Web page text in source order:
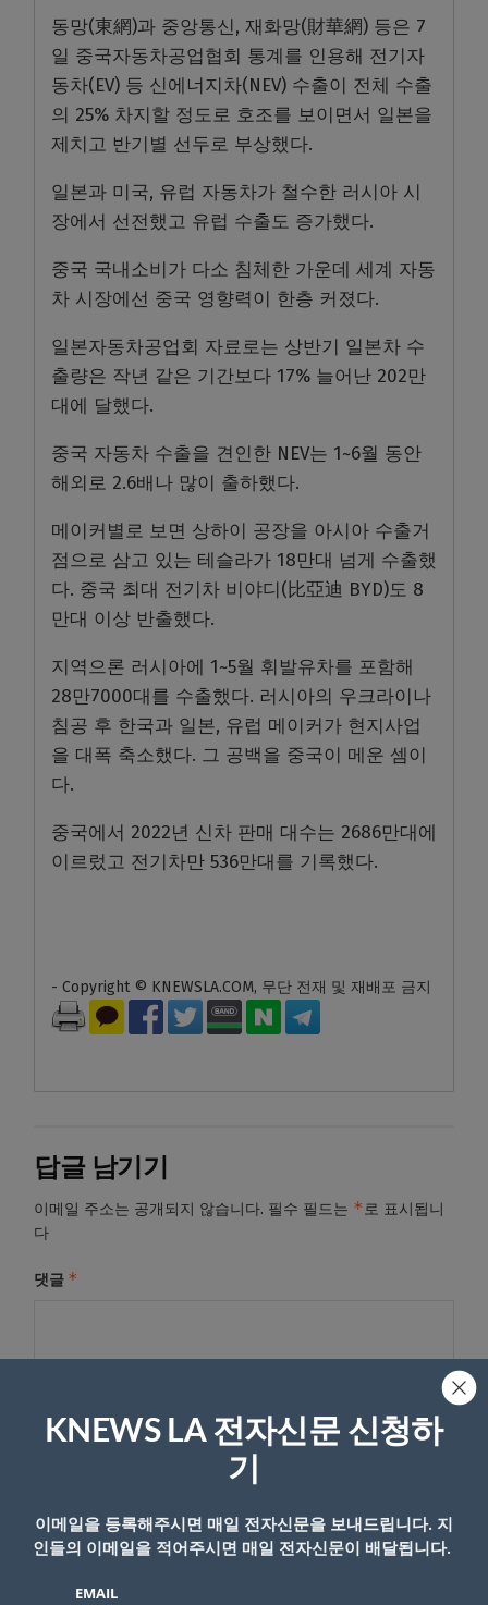
동망(東網)과 중앙통신, 재화망(財華網) 등은 7
일 중국자동차공업협회 통계를 인용해 전기자
동차(EV) 등 신에너지차(NEV) 수출이 전체 수출
의 25% 차지할 정도로 호조를 보이면서 일본을
제치고 반기별 선두로 부상했다.
일본과 미국, 유럽 자동차가 철수한 러시아 시
장에서 선전했고 유럽 수출도 증가했다.
중국 국내소비가 다소 침체한 가운데 세계 자동
차 시장에선 중국 영향력이 한층 커졌다.
일본자동차공업회 자료로는 상반기 일본차 수
출량은 작년 같은 기간보다 17% 늘어난 202만
대에 달했다.
중국 자동차 수출을 견인한 NEV는 1~6월 동안
해외로 2.6배나 많이 출하했다.
메이커별로 보면 상하이 공장을 아시아 수출거
점으로 삼고 있는 테슬라가 18만대 넘게 수출했
다. 중국 최대 전기차 비야디(比亞迪 BYD)도 8
만대 이상 반출했다.
지역으론 러시아에 1~5월 휘발유차를 포함해
28만7000대를 수출했다. 러시아의 우크라이나
침공 후 한국과 일본, 유럽 메이커가 현지사업
을 대폭 축소했다. 그 공백을 중국이 메운 셈이
다.
중국에서 2022년 신차 판매 대수는 2686만대에
이르렀고 전기차만 536만대를 기록했다.
- Copyright © KNEWSLA.COM, 무단 전재 및 재배포 금지
답글 남기기
이메일 주소는 공개되지 않습니다. 필수 필드는 *로 표시됩니
다
댓글 *
이름
KNEWS LA 전자신문 신청하
기
이메일을 등록해주시면 매일 전자신문을 보내드립니다. 지
인들의 이메일을 적어주시면 매일 전자신문이 배달됩니다.
EMAIL